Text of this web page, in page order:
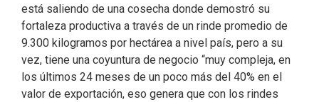
está saliendo de una cosecha donde demostró su
fortaleza productiva a través de un rinde promedio de
9.300 kilogramos por hectárea a nivel país, pero a su
vez, tiene una coyuntura de negocio “muy compleja, en
los últimos 24 meses de un poco más del 40% en el
valor de exportación, eso genera que con los rindes